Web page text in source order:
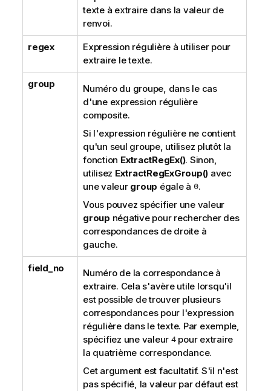
texte à extraire dans la valeur de
renvoi.
regex
Expression régulière à utiliser pour
extraire le texte.
group
Numéro du groupe, dans le cas
d'une expression régulière
composite.
Si l'expression régulière ne contient
qu'un seul groupe, utilisez plutôt la
fonction ExtractRegEx(). Sinon,
utilisez ExtractRegExGroup() avec
une valeur group égale à 0.
Vous pouvez spécifier une valeur
group négative pour rechercher des
correspondances de droite à
gauche.
field_no
Numéro de la correspondance à
extraire. Cela s'avère utile lorsqu'il
est possible de trouver plusieurs
correspondances pour l'expression
régulière dans le texte. Par exemple,
spécifiez une valeur 4pour extraire
la quatrième correspondance.
Cet argument est facultatif. S'il n'est
pas spécifié, la valeur par défaut est